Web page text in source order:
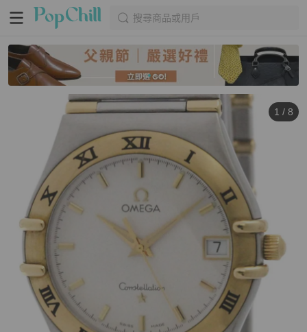
搜尋商品或用戶
1 / 8